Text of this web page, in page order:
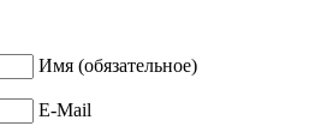
Имя (обязательное)
E-Mail